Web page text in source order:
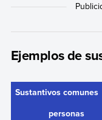
Ejemplos de
Sustantivos comunes
personas